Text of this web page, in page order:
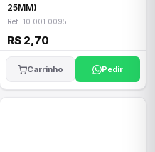
25MM)
Ref: 10.001.0095
R$ 2,70
Carrinho Pedir